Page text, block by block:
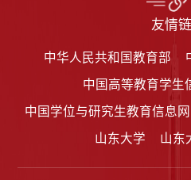
友情
中华人民共和国教育部
中国高等教育学生
中国学位与研究生教育信息网
山东大学
山东